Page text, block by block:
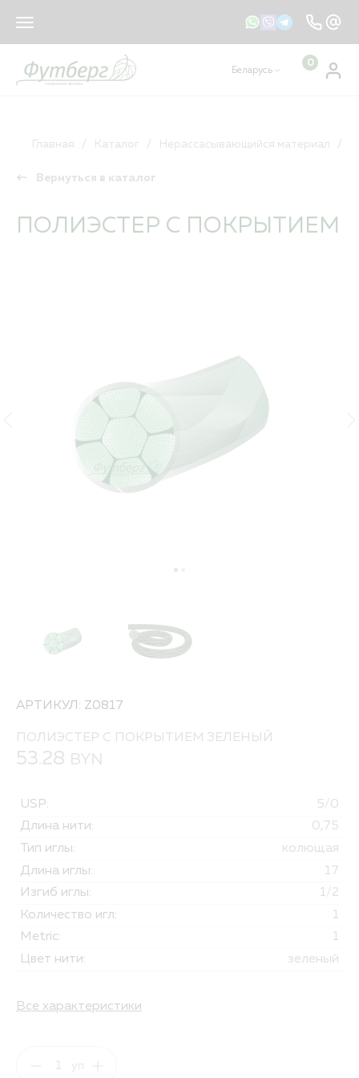
sales@footberg.by
Беларусь
0
Рассасывающийся материал
Главная Каталог Нерассасывающийся материал
Вернуться в каталог
ПОЛИЭСТЕР С ПОКРЫТИЕМ
АРТИКУЛ: Z0817
ПОЛИЭСТЕР С ПОКРЫТИЕМ ЗЕЛЕНЫЙ
53.28 BYN
USP:
5/0
Длина нити:
0,75
Тип иглы:
колющая
Длина иглы:
17
Изгиб иглы:
1/2
Количество игл:
1
Metric:
1
Цвет нити:
зеленый
Все характеристики